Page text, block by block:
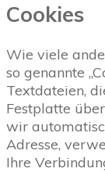
Cookies
Wie viele
so genannte
Textdateien,
Festplatte
wir
Adresse,
Ihre